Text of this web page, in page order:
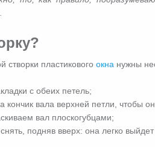
пластикового окна нужны
с обеих петель;
кончик вала верхней петли, чтобы
вал плоскогубцами;
подняв вверх: она легко